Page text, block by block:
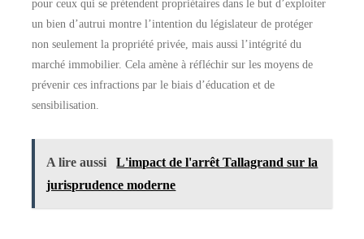
pour ceux qui se prétendent propriétaires dans le but d’exploiter
un bien d’autrui montre l’intention du législateur de protéger
non seulement la propriété privée, mais aussi l’intégrité du
marché immobilier. Cela amène à réfléchir sur les moyens de
prévenir ces infractions par le biais d’éducation et de
sensibilisation.
A lire aussi
L'impact de l'arrêt Tallagrand sur la
jurisprudence moderne